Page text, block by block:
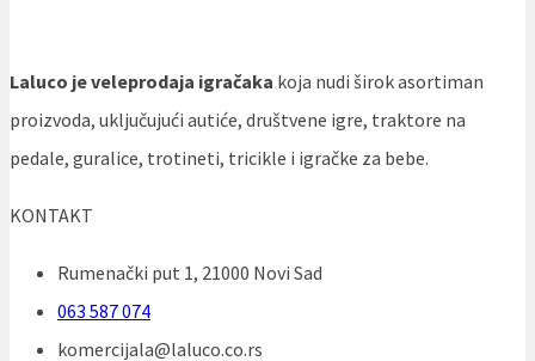
Laluco je veleprodaja igračaka koja nudi širok asortiman
proizvoda, uključujući autiće, društvene igre, traktore na
pedale, guralice, trotineti, tricikle i igračke za bebe.
KONTAKT
Rumenački put 1, 21000 Novi Sad
063 587 074
komercijala@laluco.co.rs